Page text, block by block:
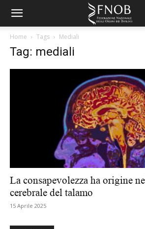
Home Tags Mediali
Tag: mediali
La consapevolezza ha origine
cerebrale del talamo
15 Aprile 2025